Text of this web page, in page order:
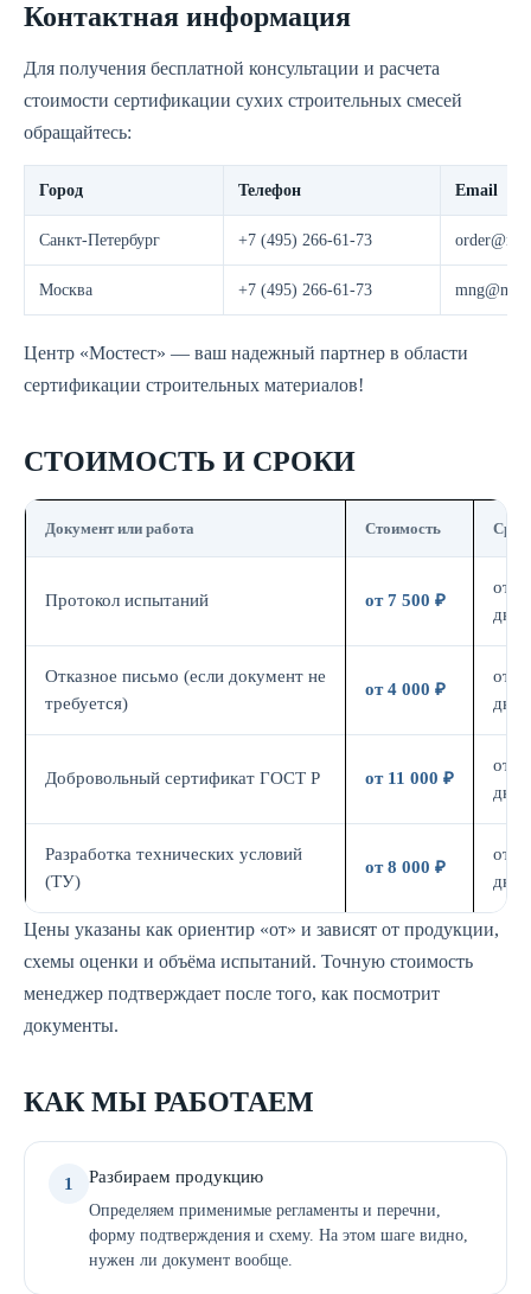
Контактная информация
Для получения бесплатной консультации и расчета
стоимости сертификации сухих строительных смесей
обращайтесь:
Город Телефон Email
Санкт-Петербург +7 (495) 266-61-73
Москва +7 (495) 266-61-73
Центр «Мостест» — ваш надежный партнер в области
сертификации строительных материалов!
СТОИМОСТЬ И СРОКИ
Документ или работа Стоимость Срок
Протокол испытаний от 7 500 ₽
от 7
дн.
Отказное письмо (если документ не
требуется)
от 4 000 ₽
от 3
дн.
Добровольный сертификат ГОСТ Р от 11 000 ₽
от 7
дн.
Разработка технических условий
(ТУ)
от 8 000 ₽
от 5
дн.
Цены указаны как ориентир «от» и зависят от продукции,
схемы оценки и объёма испытаний. Точную стоимость
менеджер подтверждает после того, как посмотрит
документы.
КАК МЫ РАБОТАЕМ
1 Разбираем продукцию
Определяем применимые регламенты и перечни,
форму подтверждения и схему. На этом шаге видно,
нужен ли документ вообще.